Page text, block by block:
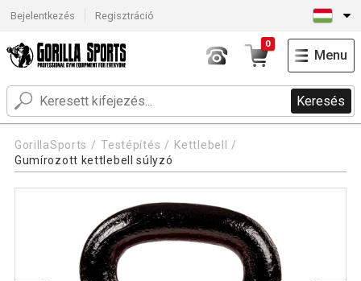
Bejelentkezés Regisztráció
Keresés
0
Menu
GorillaSports Testépítés
Kettlebell
Gumírozott kettlebell súlyzó